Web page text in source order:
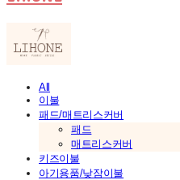
All
이불
패드/매트리스커버
패드
매트리스커버
키즈이불
아기용품/낮잠이불